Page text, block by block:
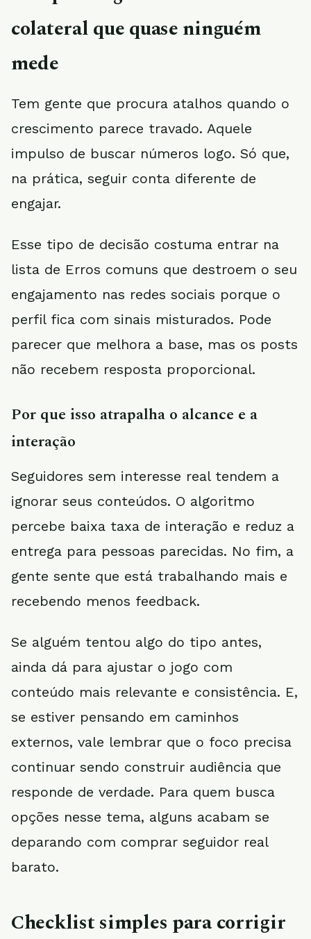
colateral que quase ninguém
mede
Tem gente que procura atalhos quando o
crescimento parece travado. Aquele
impulso de buscar números logo. Só que,
na prática, seguir conta diferente de
engajar.
Esse tipo de decisão costuma entrar na
lista de Erros comuns que destroem o seu
engajamento nas redes sociais porque o
perfil fica com sinais misturados. Pode
parecer que melhora a base, mas os posts
não recebem resposta proporcional.
Por que isso atrapalha o alcance e a
interação
Seguidores sem interesse real tendem a
ignorar seus conteúdos. O algoritmo
percebe baixa taxa de interação e reduz a
entrega para pessoas parecidas. No fim, a
gente sente que está trabalhando mais e
recebendo menos feedback.
Se alguém tentou algo do tipo antes,
ainda dá para ajustar o jogo com
conteúdo mais relevante e consistência. E,
se estiver pensando em caminhos
externos, vale lembrar que o foco precisa
continuar sendo construir audiência que
responde de verdade. Para quem busca
opções nesse tema, alguns acabam se
deparando com comprar seguidor real
barato.
Checklist simples para corrigir